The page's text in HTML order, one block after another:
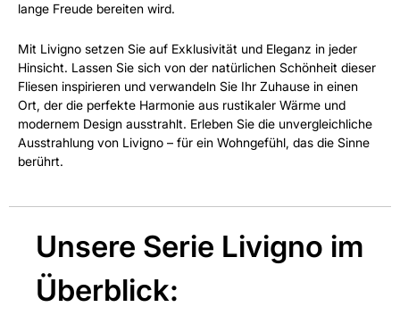
lange Freude bereiten wird.
Mit Livigno setzen Sie auf Exklusivität und Eleganz in jeder
Hinsicht. Lassen Sie sich von der natürlichen Schönheit dieser
Fliesen inspirieren und verwandeln Sie Ihr Zuhause in einen
Ort, der die perfekte Harmonie aus rustikaler Wärme und
modernem Design ausstrahlt. Erleben Sie die unvergleichliche
Ausstrahlung von Livigno – für ein Wohngefühl, das die Sinne
berührt.
Unsere Serie Livigno im
Überblick: